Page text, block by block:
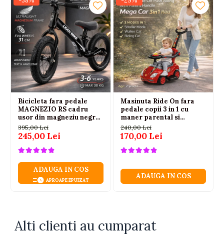
Bicicleta fara pedale
MAGNEZIO RS cadru
usor din magneziu negru
3-6 ani
395,00 Lei
245,00 Lei
ADAUGA IN COS
APROAPE EPUIZAT
Masinuta Ride On fara
pedale copii 3 in 1 cu
maner parental si
depozitare rosie, 2 ani+
240,00 Lei
170,00 Lei
ADAUGA IN COS
Alti clienti au cumparat